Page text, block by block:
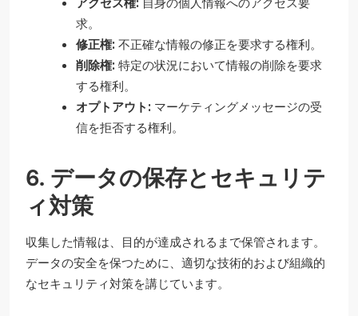
求。
修正権: 不正確な情報の修正を要求する権利。
削除権: 特定の状況において情報の削除を要求
する権利。
オプトアウト: マーケティングメッセージの受
信を拒否する権利。
6. データの保存とセキュリテ
ィ対策
収集した情報は、目的が達成されるまで保管されます。
データの安全を保つために、適切な技術的および組織的
なセキュリティ対策を講じています。